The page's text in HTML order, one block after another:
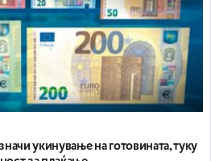
укинување на готовината, туку